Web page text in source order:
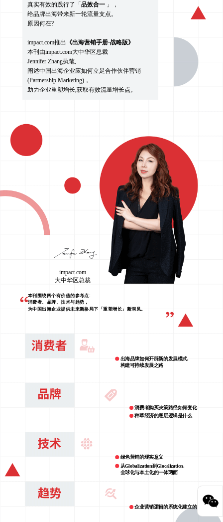
真实有效的践行了「品效合一」，
给品牌出海带来新一轮流量支点。
原因何在?
impact.com推出 《出海营销手册·战略版》
本刊由impact.com大中华区总裁
Jennifer Zhang执笔,
阐述中国出海企业应如何立足合作伙伴营销
(Partnership Marketing)，
助力企业重塑增长,获取有效流量增长点。
impact.com
大中华区总裁
本刊围绕四个有价值的参考点:
消费者、品牌、技术与趋势，
为中国出海企业提供未来新格局下「重塑增长」新洞见。
出海品牌如何开辟新的发展模式,
构建可持续发展之路
消费者购买决策路径如何变化
种草经济的底层逻辑是什么
绿色营销的现实意义
从Globalization到Glocalization,
全球化与本土化的一体两面
企业营销逻辑的系统化建立的必要